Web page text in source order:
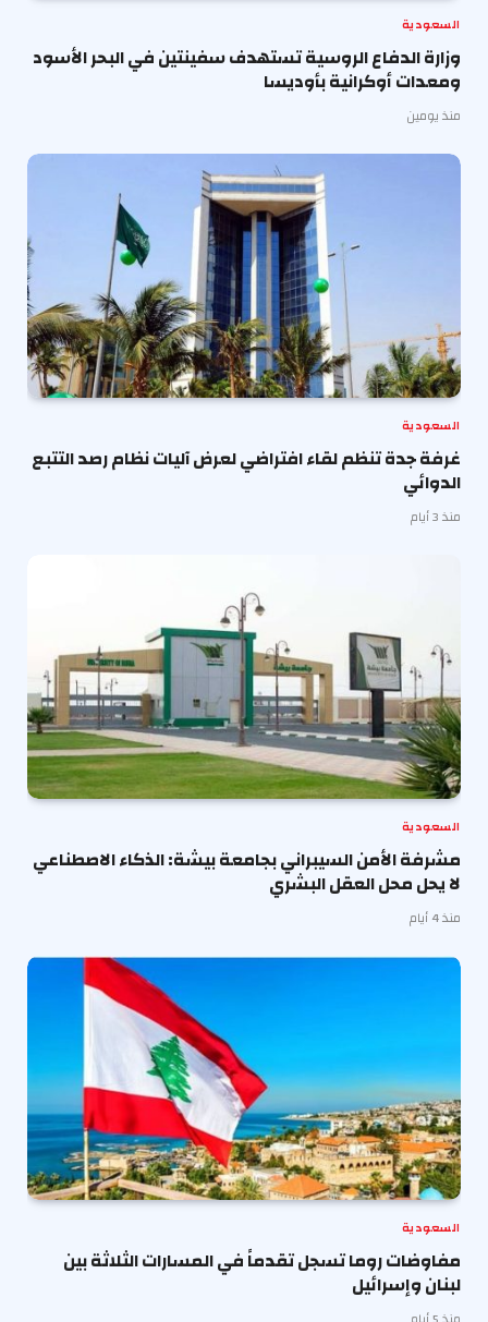
السعودية
وزارة الدفاع الروسية تستهدف سفينتين في البحر الأسود
ومعدات أوكرانية بأوديسا
منذ يومين
السعودية
غرفة جدة تنظم لقاء افتراضي لعرض آليات نظام رصد التتبع
الدوائي
منذ 3 أيام
السعودية
مشرفة الأمن السيبراني بجامعة بيشة: الذكاء الاصطناعي
لا يحل محل العقل البشري
منذ 4 أيام
السعودية
مفاوضات روما تسجل تقدماً في المسارات الثلاثة بين
لبنان وإسرائيل